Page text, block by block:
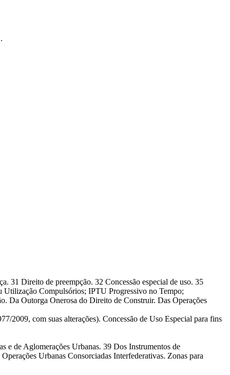
31 Direito de preempção. 32 Concessão especial de uso. 35
Utilização Compulsórios; IPTU Progressivo no Tempo;
Da Outorga Onerosa do Direito de Construir. Das Operações
2009, com suas alterações). Concessão de Uso Especial para fins
e de Aglomerações Urbanas. 39 Dos Instrumentos de
Urbanas Consorciadas Interfederativas. Zonas para